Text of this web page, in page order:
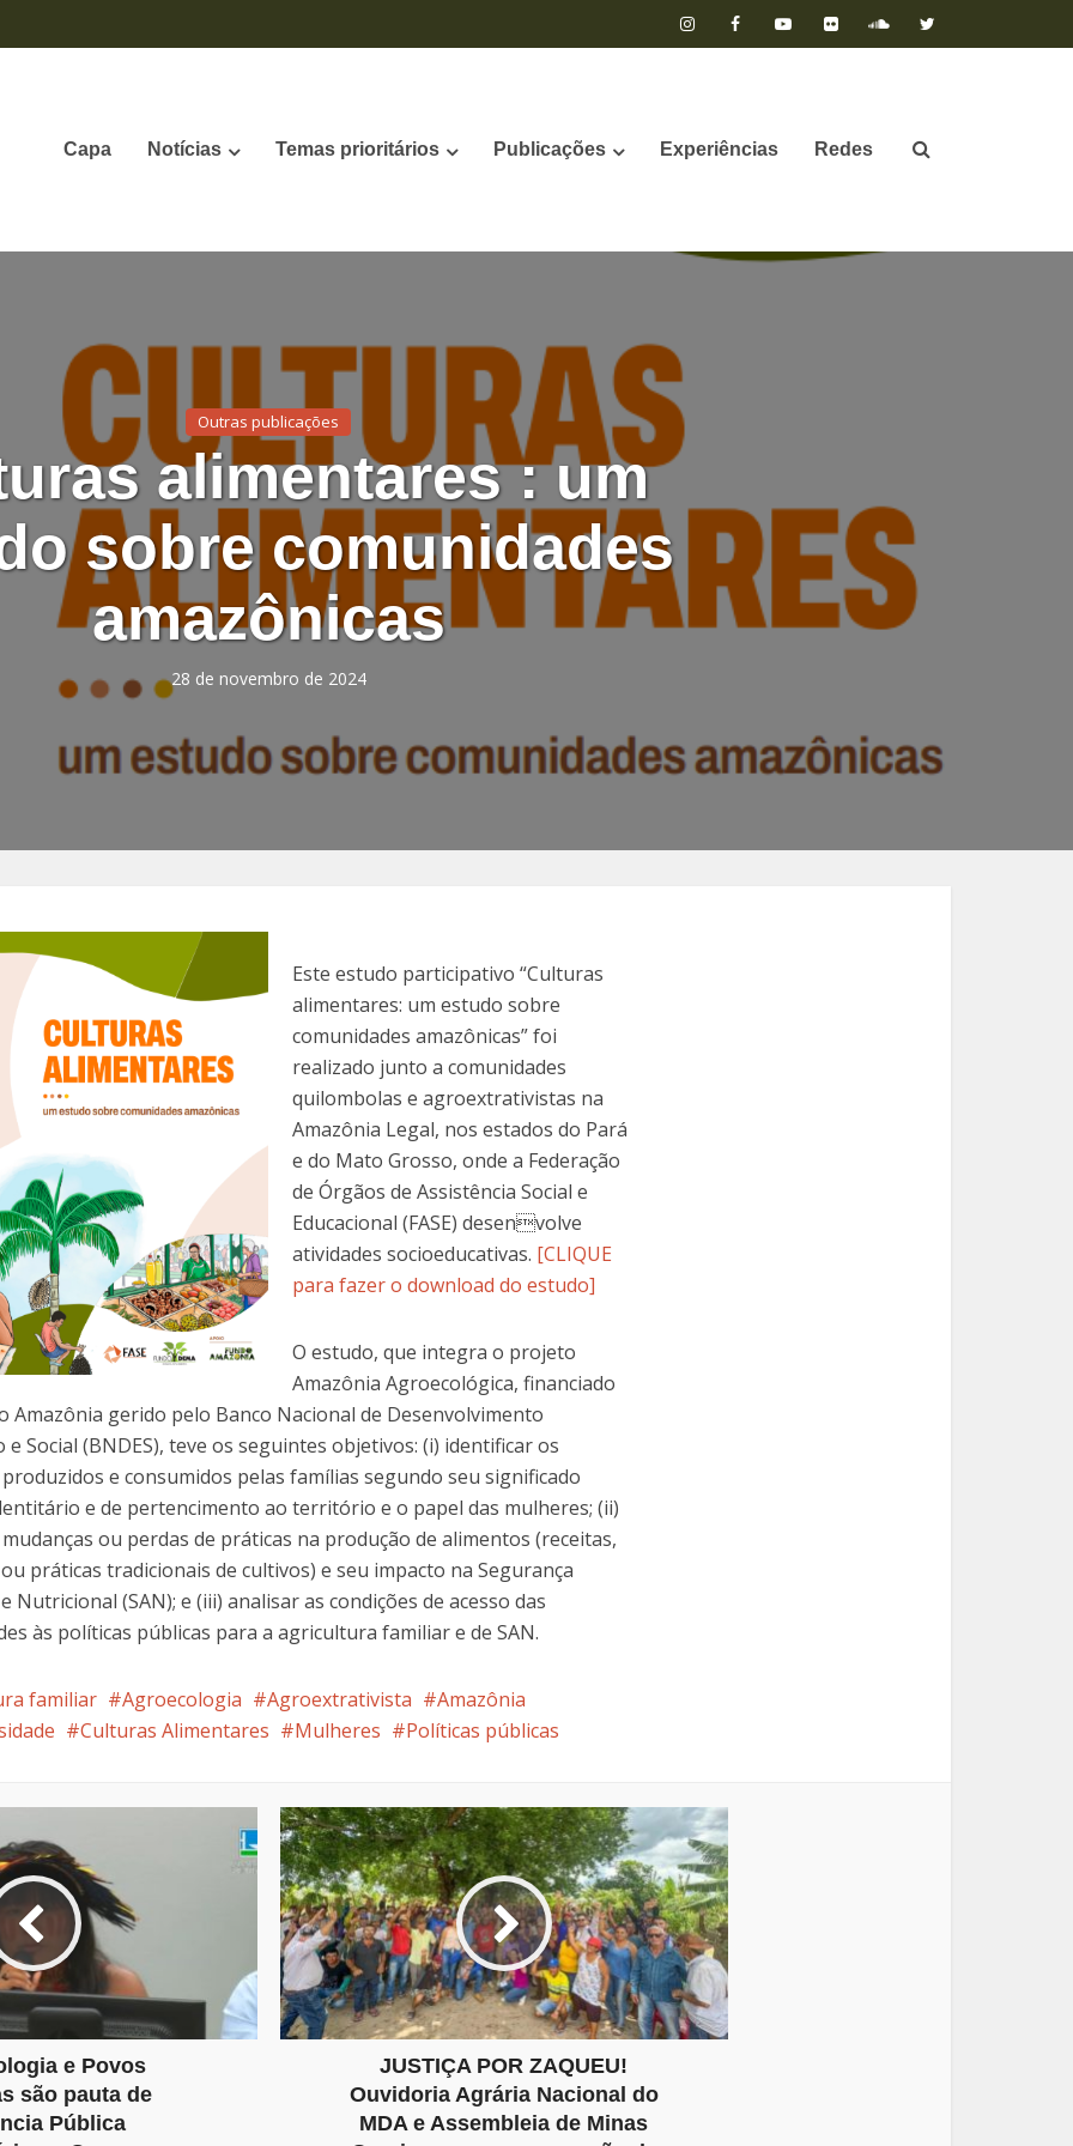
Capa Notícias Temas prioritários Publicações Experiências Redes
Outras publicações
alimentares : um
sobre comunidades
amazônicas
28 de novembro de 2024
Este estudo participativo “Culturas
alimentares: um estudo sobre
comunidades amazônicas” foi
realizado junto a comunidades
quilombolas e agroextrativistas na
Amazônia Legal, nos estados do Pará
e do Mato Grosso, onde a Federação
de Órgãos de Assistência Social e
Educacional (FASE) desenvolve
atividades socioeducativas. [CLIQUE
para fazer o download do estudo]
O estudo, que integra o projeto
Amazônia Agroecológica, financiado
Amazônia gerido pelo Banco Nacional de Desenvolvimento
e Social (BNDES), teve os seguintes objetivos: (i) identificar os
e consumidos pelas famílias segundo seu significado
e de pertencimento ao território e o papel das mulheres; (ii)
ou perdas de práticas na produção de alimentos (receitas,
práticas tradicionais de cultivos) e seu impacto na Segurança
Nutricional (SAN); e (iii) analisar as condições de acesso das
às políticas públicas para a agricultura familiar e de SAN.
familiar Agroecologia Agroextrativista
Amazônia
Culturas Alimentares Mulheres Políticas públicas
e Povos
são pauta de
Pública
JUSTIÇA POR ZAQUEU!
Ouvidoria Agrária Nacional do
MDA e Assembleia de Minas